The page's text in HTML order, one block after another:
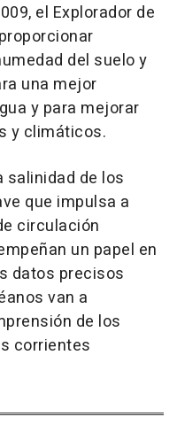
el Explorador de
del suelo y
una mejor
y para mejorar
y climáticos.
salinidad de los
que impulsa a
circulación
un papel en
datos precisos
van a
de los
corrientes